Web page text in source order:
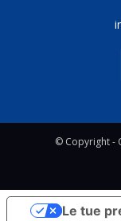
© Copyright -
Le tue